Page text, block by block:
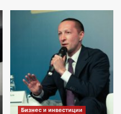
Бизнес и инвестиции